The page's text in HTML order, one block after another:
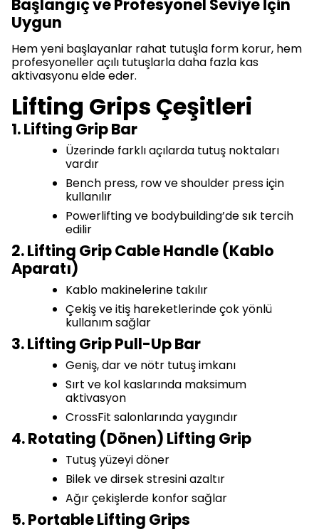
Başlangıç ve Profesyonel Seviye İçin
Uygun
Hem yeni başlayanlar rahat tutuşla form korur, hem
profesyoneller açılı tutuşlarla daha fazla kas
aktivasyonu elde eder.
Lifting Grips Çeşitleri
1. Lifting Grip Bar
Üzerinde farklı açılarda tutuş noktaları
vardır
Bench press, row ve shoulder press için
kullanılır
Powerlifting ve bodybuilding’de sık tercih
edilir
2. Lifting Grip Cable Handle (Kablo
Aparatı)
Kablo makinelerine takılır
Çekiş ve itiş hareketlerinde çok yönlü
kullanım sağlar
3. Lifting Grip Pull-Up Bar
Geniş, dar ve nötr tutuş imkanı
Sırt ve kol kaslarında maksimum
aktivasyon
CrossFit salonlarında yaygındır
4. Rotating (Dönen) Lifting Grip
Tutuş yüzeyi döner
Bilek ve dirsek stresini azaltır
Ağır çekişlerde konfor sağlar
5. Portable Lifting Grips